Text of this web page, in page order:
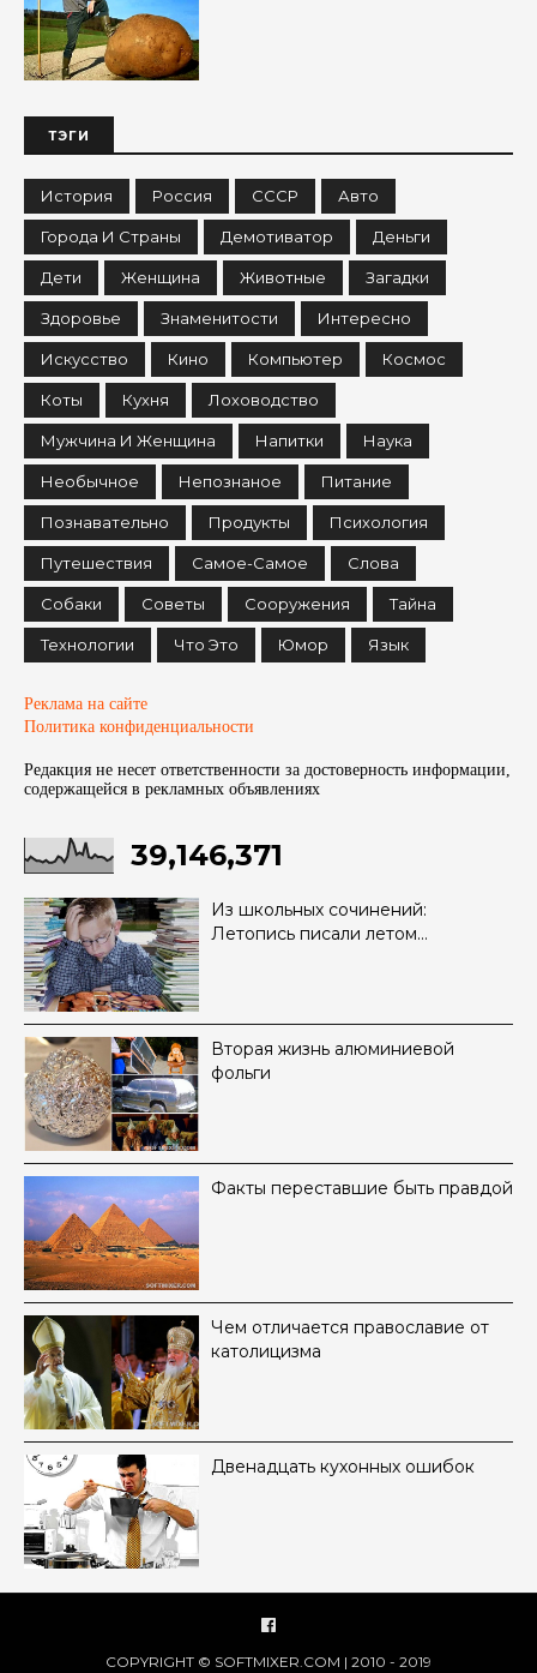
ТЭГИ
История Россия СССР Авто
Города И Страны Демотиватор Деньги
Дети Женщина Животные Загадки
Здоровье Знаменитости Интересно
Искусство Кино Компьютер Космос
Коты Кухня Лоховодство
Мужчина И Женщина Напитки Наука
Необычное Непознаное Питание
Познавательно Продукты Психология
Путешествия Самое-Самое Слова
Собаки Советы Сооружения Тайна
Технологии Что Это Юмор Язык
Реклама на сайте
Политика конфиденциальности
Редакция не несет ответственности за достоверность информации,
содержащейся в рекламных объявленияx
39,146,371
Из школьных сочинений:
Летопись писали летом…
Вторая жизнь алюминиевой
фольги
Факты переставшие быть правдой
Чем отличается православие от
католицизма
Двенадцать кухонных ошибок
COPYRIGHT © SOFTMIXER.COM | 2010 - 2019